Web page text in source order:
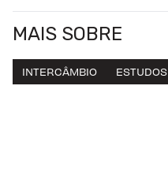
MAIS SOBRE
INTERCÂMBIO ESTUDOS